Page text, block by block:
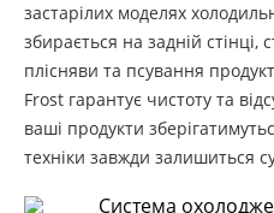
застарілих моделях
збирається на задній
плісняви ​​та псування
Frost гарантує чистоту та
ваші продукти
техніки завжди залишиться